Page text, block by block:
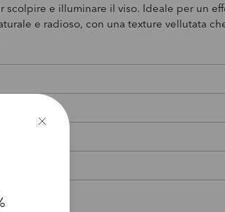
scolpire e illuminare il viso. Ideale per un
e radioso, con una texture vellutata